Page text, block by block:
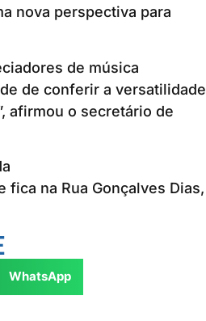
nova perspectiva para
de música
de conferir a versatilidade
afirmou o secretário de
fica na Rua Gonçalves Dias,
WhatsApp